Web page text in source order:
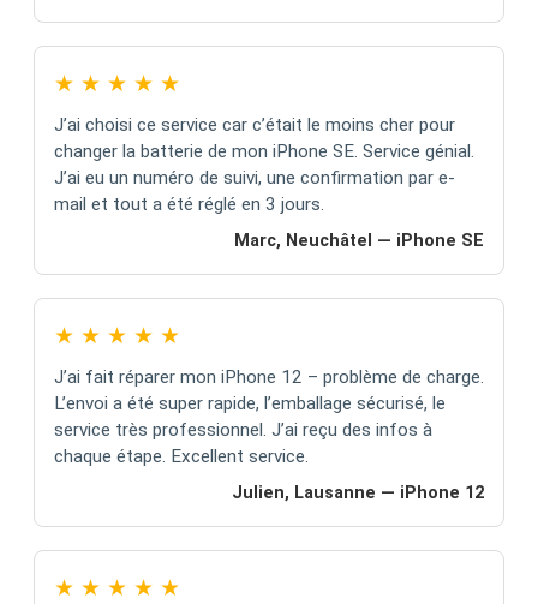
★ ★ ★ ★ ★
J’ai choisi ce service car c’était le moins cher pour
changer la batterie de mon iPhone SE. Service génial.
J’ai eu un numéro de suivi, une confirmation par e-
mail et tout a été réglé en 3 jours.
Marc, Neuchâtel — iPhone SE
★ ★ ★ ★ ★
J’ai fait réparer mon iPhone 12 – problème de charge.
L’envoi a été super rapide, l’emballage sécurisé, le
service très professionnel. J’ai reçu des infos à
chaque étape. Excellent service.
Julien, Lausanne — iPhone 12
★ ★ ★ ★ ★